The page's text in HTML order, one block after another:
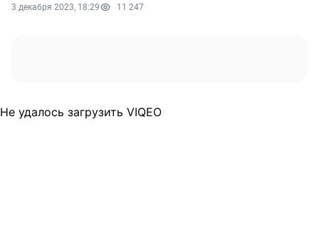
3 декабря 2023, 18:29 11 247
Не удалось загрузить VIQEO